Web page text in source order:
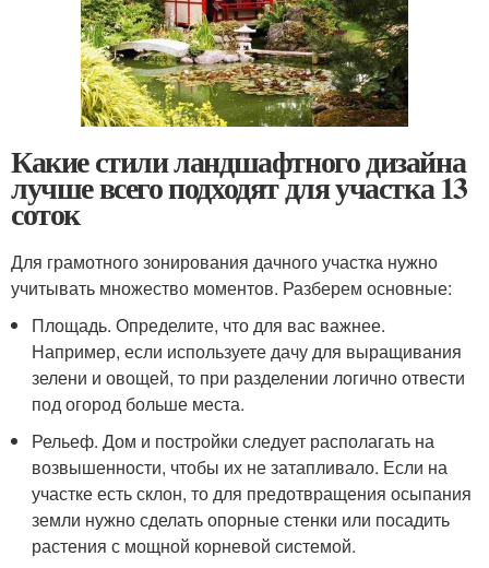
Какие стили ландшафтного дизайна
лучше всего подходят для участка 13
соток
Для грамотного зонирования дачного участка нужно
учитывать множество моментов. Разберем основные:
Площадь. Определите, что для вас важнее.
Например, если используете дачу для выращивания
зелени и овощей, то при разделении логично отвести
под огород больше места.
Рельеф. Дом и постройки следует располагать на
возвышенности, чтобы их не затапливало. Если на
участке есть склон, то для предотвращения осыпания
земли нужно сделать опорные стенки или посадить
растения с мощной корневой системой.